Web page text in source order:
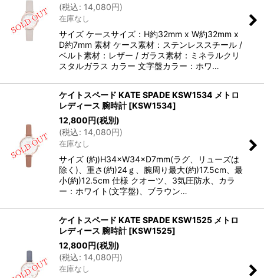
(税込: 14,080円)
在庫なし
サイズ ケースサイズ：H約32mm x W約32mm x
D約7mm 素材 ケース素材：ステンレススチール /
ベルト素材：レザー / ガラス素材：ミネラルクリ
スタルガラス カラー 文字盤カラー：ホワ…
ケイトスペード KATE SPADE KSW1534 メトロ
レディース 腕時計 [KSW1534]
12,800円(税別)
(税込: 14,080円)
在庫なし
サイズ (約)H34×W34×D7mm(ラグ、リューズは
除く)、重さ(約)24ｇ、腕周り最大(約)17.5cm、最
小(約)12.5cm 仕様 クオーツ、3気圧防水、カラ
ー：ホワイト(文字盤)、ブラウン…
ケイトスペード KATE SPADE KSW1525 メトロ
レディース 腕時計 [KSW1525]
12,800円(税別)
(税込: 14,080円)
在庫なし